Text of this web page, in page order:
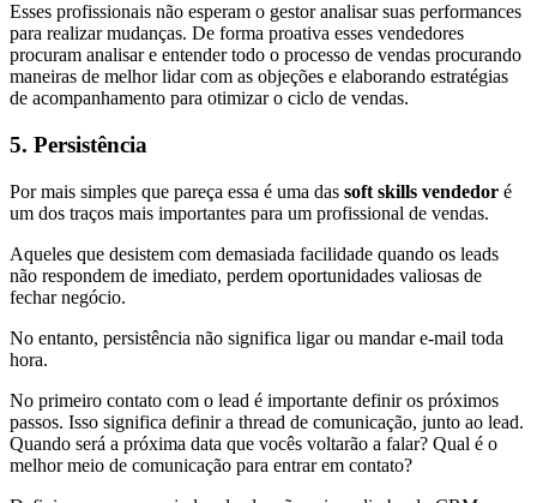
Esses profissionais não esperam o gestor analisar suas performances
para realizar mudanças. De forma proativa esses vendedores
procuram analisar e entender todo o processo de vendas procurando
maneiras de melhor lidar com as objeções e elaborando estratégias
de acompanhamento para otimizar o ciclo de vendas.
5. Persistência
Por mais simples que pareça essa é uma das soft skills vendedor é
um dos traços mais importantes para um profissional de vendas.
Aqueles que desistem com demasiada facilidade quando os leads
não respondem de imediato, perdem oportunidades valiosas de
fechar negócio.
No entanto, persistência não significa ligar ou mandar e-mail toda
hora.
No primeiro contato com o lead é importante definir os próximos
passos. Isso significa definir a thread de comunicação, junto ao lead.
Quando será a próxima data que vocês voltarão a falar? Qual é o
melhor meio de comunicação para entrar em contato?